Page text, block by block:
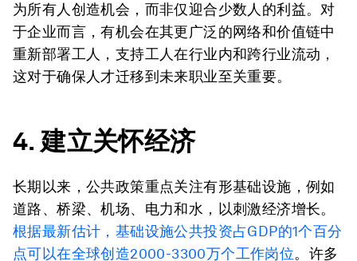
为所有人创造机会，而非仅迎合少数人的利益。对
于企业而言，有机会在其更广泛的网络和价值链中
重新部署工人，支持工人在行业内和跨行业流动，
这对于确保人才迁移到未来职业至关重要。
4. 建立关怀经济
长期以来，公共政策重点关注有形基础设施，例如
道路、桥梁、机场、电力和水，以刺激经济增长。
根据最新估计，基础设施公共投资占GDP的1个百分
点可以在全球创造2000-3300万个工作岗位。许多